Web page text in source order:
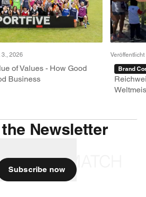
2026
of Values - How Good
Business
Brand
Newsletter
Subscribe now